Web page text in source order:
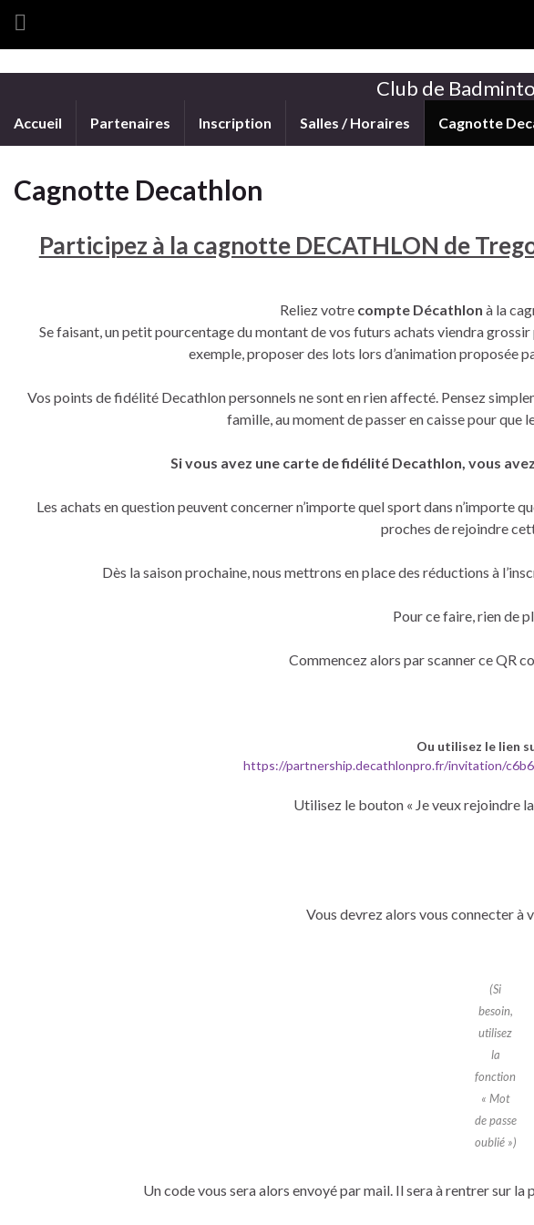
Club de
Accueil Partenaires Inscription Salles / Horaires Cagnotte
Cagnotte Decathlon
Participez à la cagnotte DECATHLON de
Reliez votre compte Décathlon à la
Se faisant, un petit pourcentage du montant de vos futurs achats viendra
exemple, proposer des lots lors d’animation proposée
Vos points de fidélité Decathlon personnels ne sont en rien affecté. Pensez
famille, au moment de passer en caisse pour
Si vous avez une carte de fidélité Decathlon, vous avez
Les achats en question peuvent concerner n’importe quel sport dans n’importe
proches de rejoindre
Dès la saison prochaine, nous mettrons en place des réductions à
Pour ce faire, rien de
Commencez alors par scanner ce QR
Ou utilisez le lien
https://partnership.decathlonpro.fr/invitation/
Utilisez le bouton « Je veux rejoindre
Vous devrez alors vous connecter à
(Si
besoin,
utilisez
la
fonction
« Mot
de passe
oublié »)
Un code vous sera alors envoyé par mail. Il sera à rentrer sur